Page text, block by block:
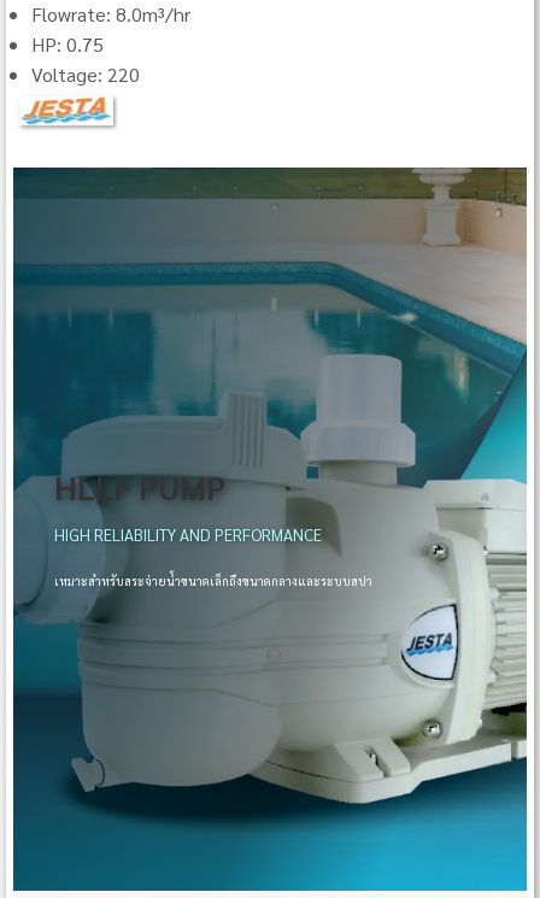
Flowrate: 8.0m³/hr
HP: 0.75
Voltage: 220
HLLF PUMP
HIGH RELIABILITY AND PERFORMANCE
เหมาะสำหรับสระจ่ายน้ำขนาดเล็กถึงขนาดกลางและระบบสปา